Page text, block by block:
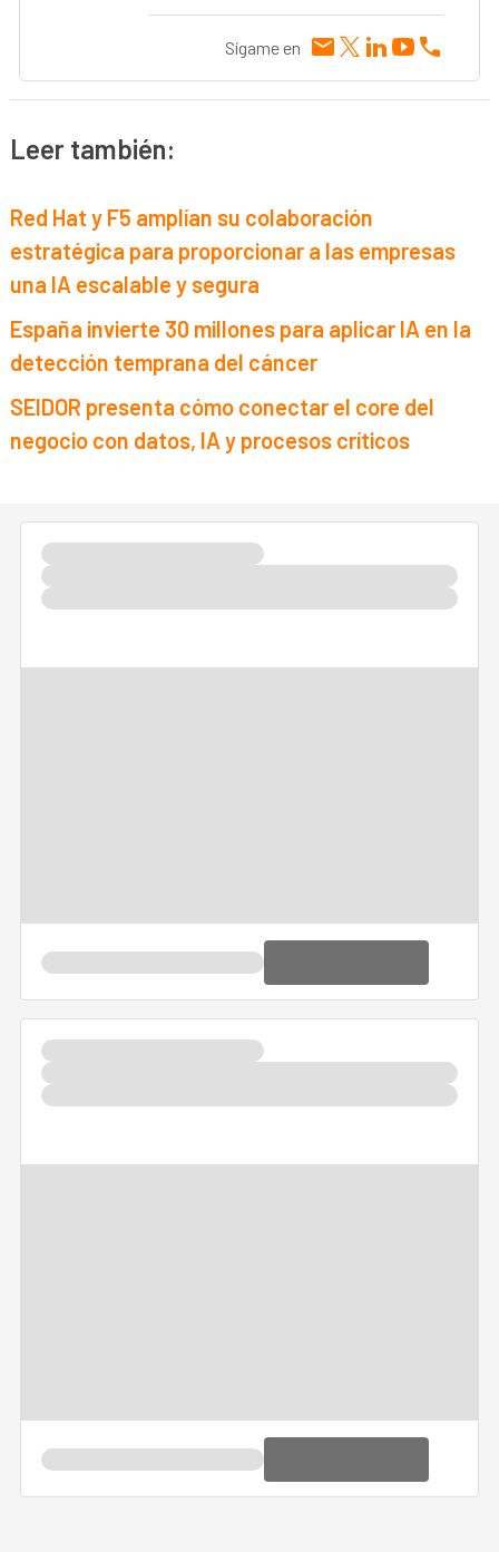
Sígame en
Leer también:
Red Hat y F5 amplían su colaboración
estratégica para proporcionar a las empresas
una IA escalable y segura
España invierte 30 millones para aplicar IA en la
detección temprana del cáncer
SEIDOR presenta cómo conectar el core del
negocio con datos, IA y procesos críticos